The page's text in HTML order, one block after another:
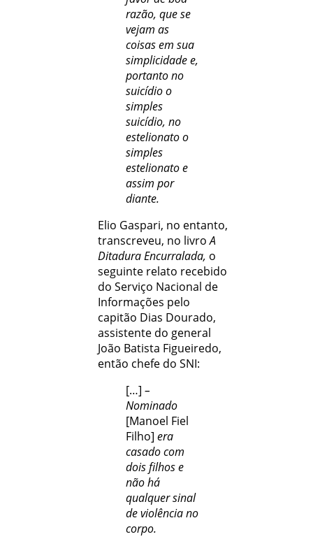
razão, que se
vejam as
coisas em sua
simplicidade e,
portanto no
suicídio o
simples
suicídio, no
estelionato o
simples
estelionato e
assim por
diante.
Elio Gaspari, no entanto,
transcreveu, no livroA
Ditadura Encurralada, o
seguinte relato recebido
do Serviço Nacional de
Informações pelo
capitão Dias Dourado,
assistente do general
João Batista Figueiredo,
então chefe do SNI:
[…]–
Nominado
[Manoel Fiel
Filho]era
casado com
dois filhos e
não há
qualquer sinal
de violência no
corpo.